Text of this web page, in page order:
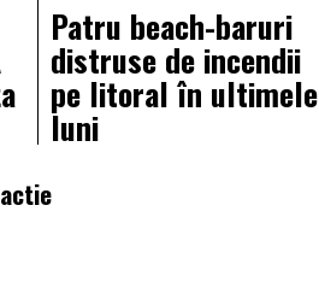
Patru beach-baruri
distruse de incendii
pe litoral în ultimele
luni